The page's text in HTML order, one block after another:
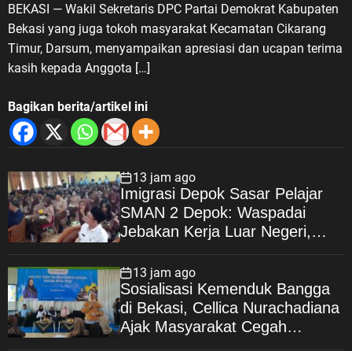
BEKASI — Wakil Sekretaris DPC Partai Demokrat Kabupaten
Bekasi yang juga tokoh masyarakat Kecamatan Cikarang
Timur, Darsum, menyampaikan apresiasi dan ucapan terima
kasih kepada Anggota […]
Bagikan berita/artikel ini
13 jam ago
Imigrasi Depok Sasar Pelajar
SMAN 2 Depok: Waspadai
Jebakan Kerja Luar Negeri,
Depan
13 jam ago
Sosialisasi Kemenduk Bangga
di Bekasi, Cellica Nurachadiana
Ajak Masyarakat Cegah